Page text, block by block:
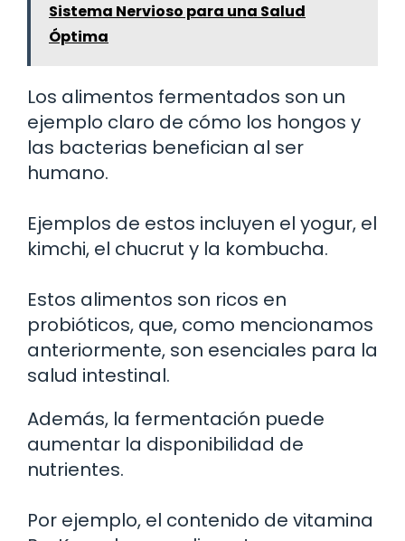
Sistema Nervioso para una Salud
Óptima
Los alimentos fermentados son un
ejemplo claro de cómo los hongos y
las bacterias benefician al ser
humano.
Ejemplos de estos incluyen el yogur, el
kimchi, el chucrut y la kombucha.
Estos alimentos son ricos en
probióticos, que, como mencionamos
anteriormente, son esenciales para la
salud intestinal.
Además, la fermentación puede
aumentar la disponibilidad de
nutrientes.
Por ejemplo, el contenido de vitamina